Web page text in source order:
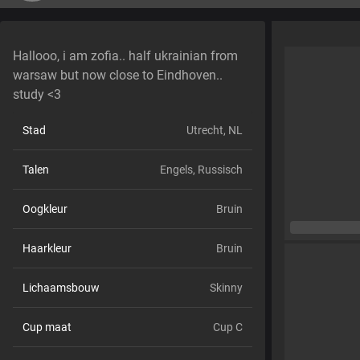
Hallooo, i am zofia.. half ukrainian from
warsaw but now close to Eindhoven..
study <3
Stad Utrecht, NL
Talen Engels, Russisch
Oogkleur Bruin
Haarkleur Bruin
Lichaamsbouw Skinny
Cup maat Cup C